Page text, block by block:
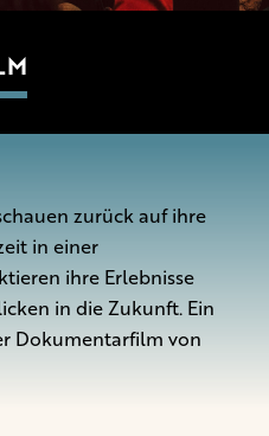
zurück auf ihre
in einer
ihre Erlebnisse
in die Zukunft. Ein
Dokumentarfilm von